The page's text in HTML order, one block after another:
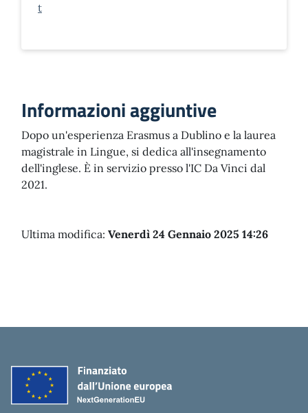
t
Informazioni aggiuntive
Dopo un'esperienza Erasmus a Dublino e la laurea
magistrale in Lingue, si dedica all'insegnamento
dell'inglese. È in servizio presso l'IC Da Vinci dal
2021.
Ultima modifica: Venerdì 24 Gennaio 2025 14:26